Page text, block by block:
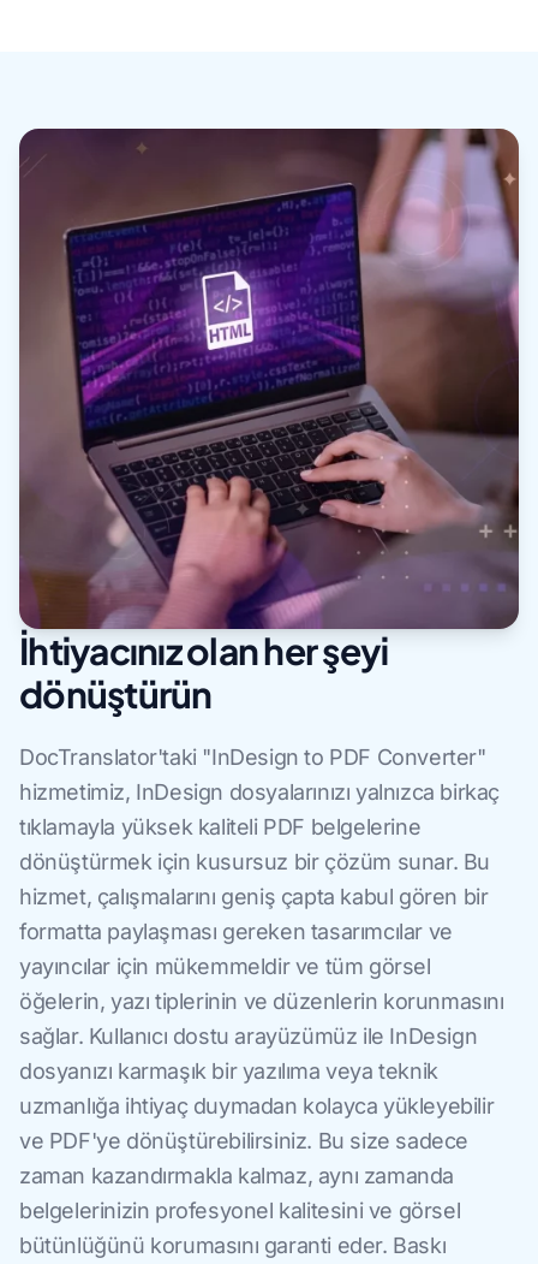
İhtiyacınız olan her şeyi
dönüştürün
DocTranslator'taki "InDesign to PDF Converter"
hizmetimiz, InDesign dosyalarınızı yalnızca birkaç
tıklamayla yüksek kaliteli PDF belgelerine
dönüştürmek için kusursuz bir çözüm sunar. Bu
hizmet, çalışmalarını geniş çapta kabul gören bir
formatta paylaşması gereken tasarımcılar ve
yayıncılar için mükemmeldir ve tüm görsel
öğelerin, yazı tiplerinin ve düzenlerin korunmasını
sağlar. Kullanıcı dostu arayüzümüz ile InDesign
dosyanızı karmaşık bir yazılıma veya teknik
uzmanlığa ihtiyaç duymadan kolayca yükleyebilir
ve PDF'ye dönüştürebilirsiniz. Bu size sadece
zaman kazandırmakla kalmaz, aynı zamanda
belgelerinizin profesyonel kalitesini ve görsel
bütünlüğünü korumasını garanti eder. Baskı